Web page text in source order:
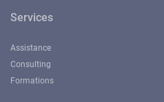
Consulting
Formations